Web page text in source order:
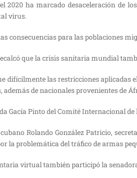
2020 ha marcado desaceleración de
virus.
consecuencias para las poblaciones
que la crisis sanitaria mundial
difícilmente las restricciones aplicadas
además de nacionales provenientes de
Gacía Pinto del Comité Internacional
Rolando González Patricio,
la problemática del tráfico de armas
virtual también participó la